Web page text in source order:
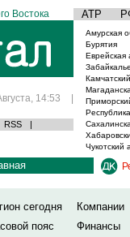
Востока АТР
14:53 |
RSS |
Амурская
Бурятия
Еврейская
Чукотский
сегодня
Компании
пояс
Финансы